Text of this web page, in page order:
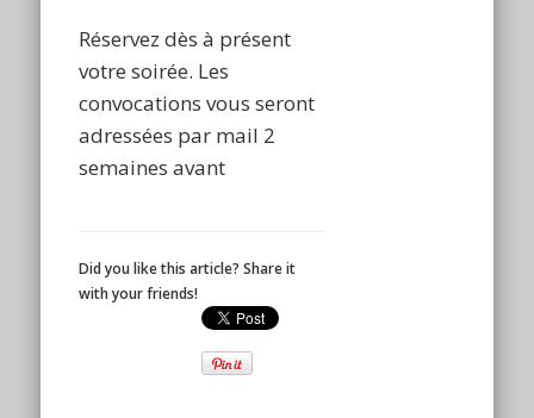
Réservez dès à présent
votre soirée. Les
convocations vous seront
adressées par mail 2
semaines avant
Did you like this article? Share it
with your friends!